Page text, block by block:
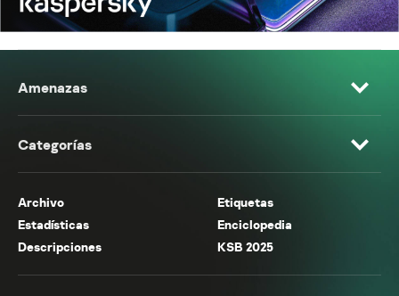
Amenazas
Categorías
Archivo
Etiquetas
Estadísticas
Enciclopedia
Descripciones
KSB 2025